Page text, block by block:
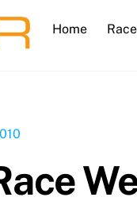
Home